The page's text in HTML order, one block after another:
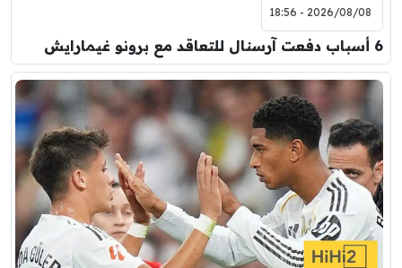
2026/08/08 - 18:56
6 أسباب دفعت آرسنال للتعاقد مع برونو غيمارايش